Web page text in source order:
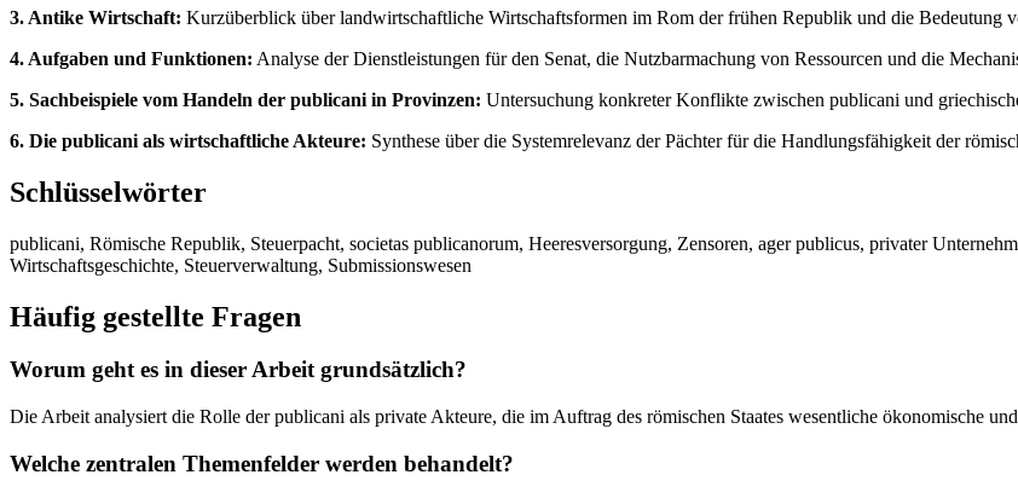
3. Antike Wirtschaft: Kurzüberblick über landwirtschaftliche Wirtschaftsformen im Rom der frühen Republik und die Bedeutung
4. Aufgaben und Funktionen: Analyse der Dienstleistungen für den Senat, die Nutzbarmachung von Ressourcen und die
5. Sachbeispiele vom Handeln der publicani in Provinzen: Untersuchung konkreter Konflikte zwischen publicani und
6. Die publicani als wirtschaftliche Akteure: Synthese über die Systemrelevanz der Pächter für die Handlungsfähigkeit der
Schlüsselwörter
publicani, Römische Republik, Steuerpacht, societas publicanorum, Heeresversorgung, Zensoren, ager publicus, privater
Wirtschaftsgeschichte, Steuerverwaltung, Submissionswesen
Häufig gestellte Fragen
Worum geht es in dieser Arbeit grundsätzlich?
Die Arbeit analysiert die Rolle der publicani als private Akteure, die im Auftrag des römischen Staates wesentliche ökonomische
Welche zentralen Themenfelder werden behandelt?